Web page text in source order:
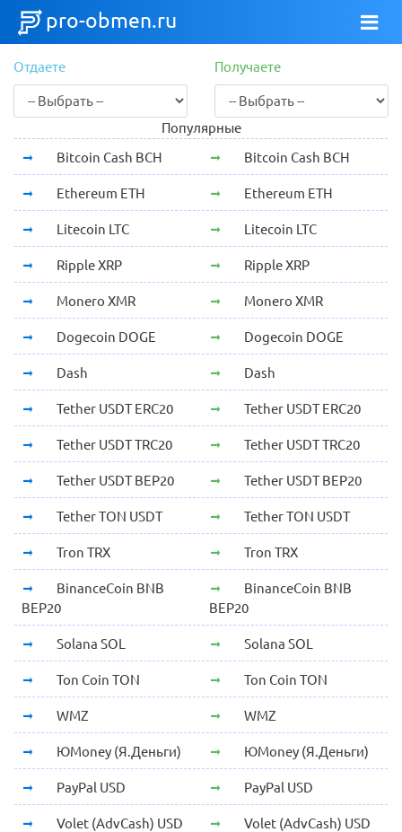
pro-obmen.ru
Отдаете Получаете
Популярные
Bitcoin Cash BCH
Bitcoin Cash BCH
Ethereum ETH Ethereum ETH
Litecoin LTC Litecoin LTC
Ripple XRP Ripple XRP
Monero XMR Monero XMR
Dogecoin DOGE Dogecoin DOGE
Dash Dash
Tether USDT ERC20 Tether USDT ERC20
Tether USDT TRC20 Tether USDT TRC20
Tether USDT BEP20 Tether USDT BEP20
Tether TON USDT Tether TON USDT
Tron TRX Tron TRX
BinanceCoin BNB
BEP20
BinanceCoin BNB
BEP20
Solana SOL Solana SOL
Ton Coin TON Ton Coin TON
WMZ WMZ
ЮMoney (Я.Деньги) ЮMoney (Я.Деньги)
PayPal USD PayPal USD
Volet (AdvCash) USD Volet (AdvCash) USD